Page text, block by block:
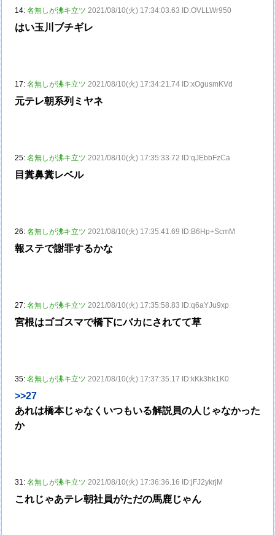
14:名無しが沸キ立ツ 2021/08/10(火) 17:34:03.63 ID:OVLLWr950
はい玉川ブチギレ
17:名無しが沸キ立ツ 2021/08/10(火) 17:34:21.74 ID:xOgusmKVd
元テレ朝系列ミヤネ
25:名無しが沸キ立ツ 2021/08/10(火) 17:35:33.72 ID:qJEbbFzCa
目糞鼻糞レベル
26:名無しが沸キ立ツ 2021/08/10(火) 17:35:41.69 ID:B6Hp+ScmM
報ステで謝罪するかな
27:名無しが沸キ立ツ 2021/08/10(火) 17:35:58.83 ID:q6aYJu9xp
宮根はゴゴスマで橋下にバカにされてて草
35:名無しが沸キ立ツ 2021/08/10(火) 17:37:35.17 ID:kKk3hk1K0
>>27
あれは橋本じゃなくいつもいる解説員の人じゃなかった
か
31:名無しが沸キ立ツ 2021/08/10(火) 17:36:36.16 ID:jFJ2ykrjM
これじゃあテレ朝社員がただの馬鹿じゃん